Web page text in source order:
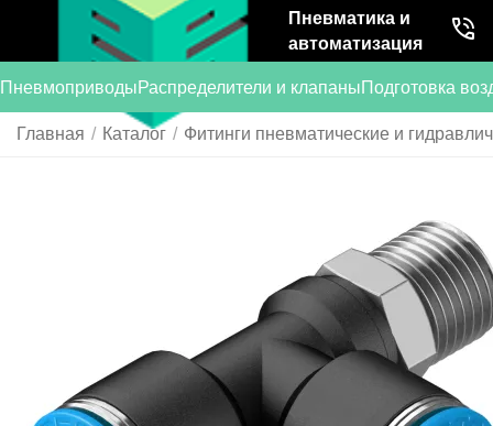
Пневматика и
автоматизация
ПневмоприводыРаспределители и клапаныПодготовка
Главная / Каталог / Фитинги пневматические и